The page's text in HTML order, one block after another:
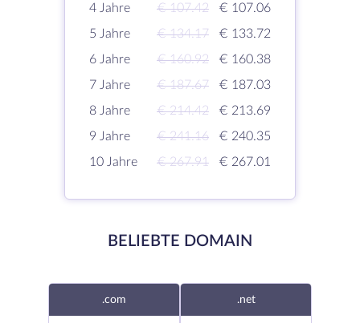
4 Jahre
€ 107.42
€ 107.06
5 Jahre
€ 134.17
€ 133.72
6 Jahre
€ 160.92
€ 160.38
7 Jahre
€ 187.67
€ 187.03
8 Jahre
€ 214.42
€ 213.69
9 Jahre
€ 241.16
€ 240.35
10 Jahre
€ 267.91 € 267.01
BELIEBTE DOMAIN
.com .net